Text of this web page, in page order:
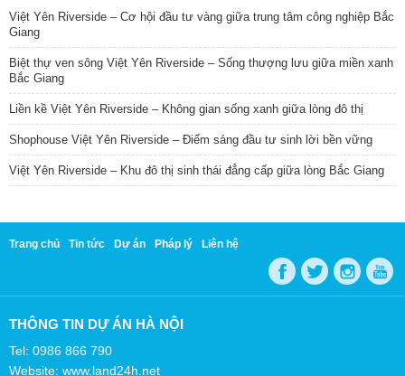
Việt Yên Riverside – Cơ hội đầu tư vàng giữa trung tâm công nghiệp Bắc
Giang
Biệt thự ven sông Việt Yên Riverside – Sống thượng lưu giữa miền xanh
Bắc Giang
Liền kề Việt Yên Riverside – Không gian sống xanh giữa lòng đô thị
Shophouse Việt Yên Riverside – Điểm sáng đầu tư sinh lời bền vững
Việt Yên Riverside – Khu đô thị sinh thái đẳng cấp giữa lòng Bắc Giang
Trang chủ Tin tức Dự án Pháp lý Liên hệ
THÔNG TIN DỰ ÁN HÀ NỘI
Tel: 0986 866 790
Website: www.land24h.net